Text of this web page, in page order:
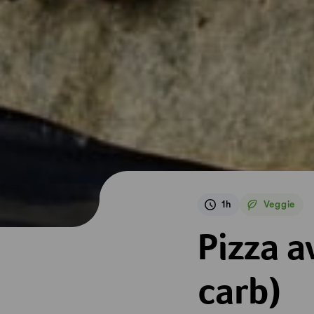
1h Veggie
Veggie
Pizza avec pâte
Pizza
carb)